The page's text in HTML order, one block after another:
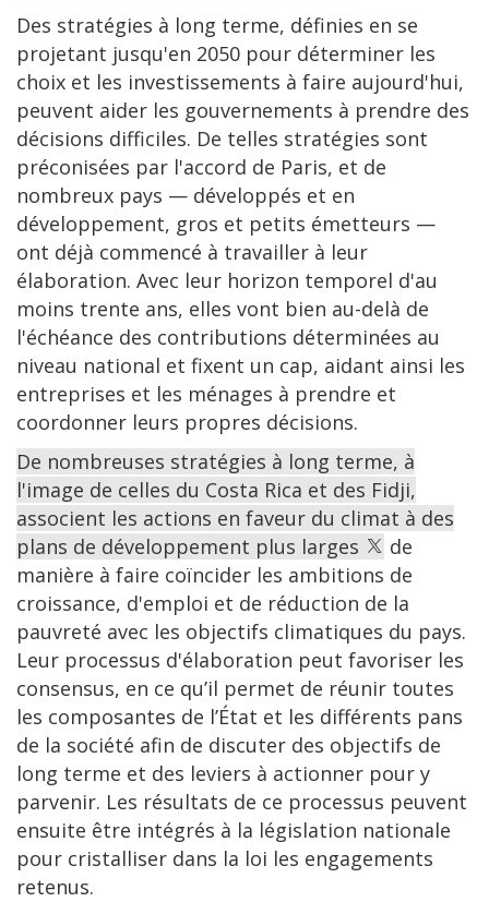
Des stratégies à long terme, définies en se
projetant jusqu'en 2050 pour déterminer les
choix et les investissements à faire aujourd'hui,
peuvent aider les gouvernements à prendre des
décisions difficiles. De telles stratégies sont
préconisées par l'accord de Paris, et de
nombreux pays — développés et en
développement, gros et petits émetteurs —
ont déjà commencé à travailler à leur
élaboration. Avec leur horizon temporel d'au
moins trente ans, elles vont bien au-delà de
l'échéance des contributions déterminées au
niveau national et fixent un cap, aidant ainsi les
entreprises et les ménages à prendre et
coordonner leurs propres décisions.
De nombreuses stratégies à long terme, à
l'image de celles du Costa Rica et des Fidji,
associent les actions en faveur du climat à des
plans de développement plus larges
de
manière à faire coïncider les ambitions de
croissance, d'emploi et de réduction de la
pauvreté avec les objectifs climatiques du pays.
Leur processus d'élaboration peut favoriser les
consensus, en ce qu’il permet de réunir toutes
les composantes de l’État et les différents pans
de la société afin de discuter des objectifs de
long terme et des leviers à actionner pour y
parvenir. Les résultats de ce processus peuvent
ensuite être intégrés à la législation nationale
pour cristalliser dans la loi les engagements
retenus.